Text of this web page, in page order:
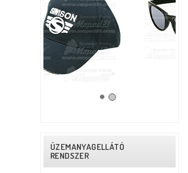
ÜZEMANYAGELLÁTÓ
RENDSZER